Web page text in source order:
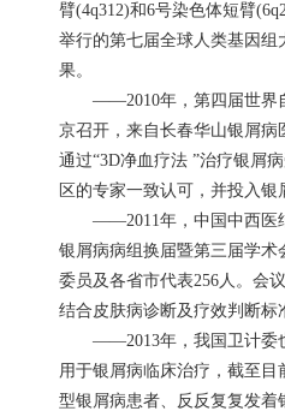
臂(4q312)和6号染色体短臂
举行的第七届全球人类基因
果。
——2010年，第四届世界自
京召开，来自长春华山银屑病
通过“3D净血疗法 ”治疗银屑
区的专家一致认可，并投入银
——2011年，中国中西医结
银屑病病组换届暨第三届学术
委员及各省市代表256人。会
结合皮肤病诊断及疗效判断标
——2013年，我国卫计委也
用于银屑病临床治疗，截至目
型银屑病患者、反反复复发